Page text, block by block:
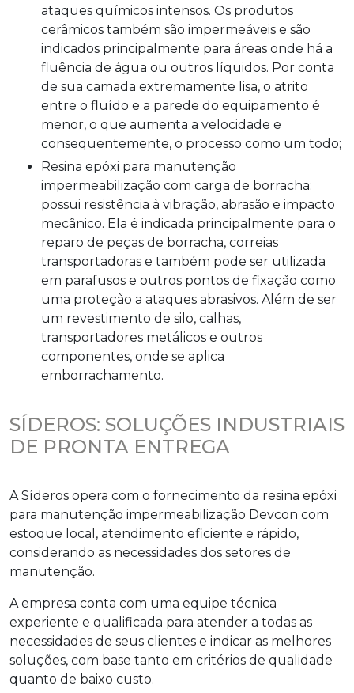
ataques químicos intensos. Os produtos
cerâmicos também são impermeáveis e são
indicados principalmente para áreas onde há a
fluência de água ou outros líquidos. Por conta
de sua camada extremamente lisa, o atrito
entre o fluído e a parede do equipamento é
menor, o que aumenta a velocidade e
consequentemente, o processo como um todo;
Resina epóxi para manutenção
impermeabilização com carga de borracha:
possui resistência à vibração, abrasão e impacto
mecânico. Ela é indicada principalmente para o
reparo de peças de borracha, correias
transportadoras e também pode ser utilizada
em parafusos e outros pontos de fixação como
uma proteção a ataques abrasivos. Além de ser
um revestimento de silo, calhas,
transportadores metálicos e outros
componentes, onde se aplica
emborrachamento.
SÍDEROS: SOLUÇÕES INDUSTRIAIS
DE PRONTA ENTREGA
A Síderos opera com o fornecimento da resina epóxi
para manutenção impermeabilização Devcon com
estoque local, atendimento eficiente e rápido,
considerando as necessidades dos setores de
manutenção.
A empresa conta com uma equipe técnica
experiente e qualificada para atender a todas as
necessidades de seus clientes e indicar as melhores
soluções, com base tanto em critérios de qualidade
quanto de baixo custo.